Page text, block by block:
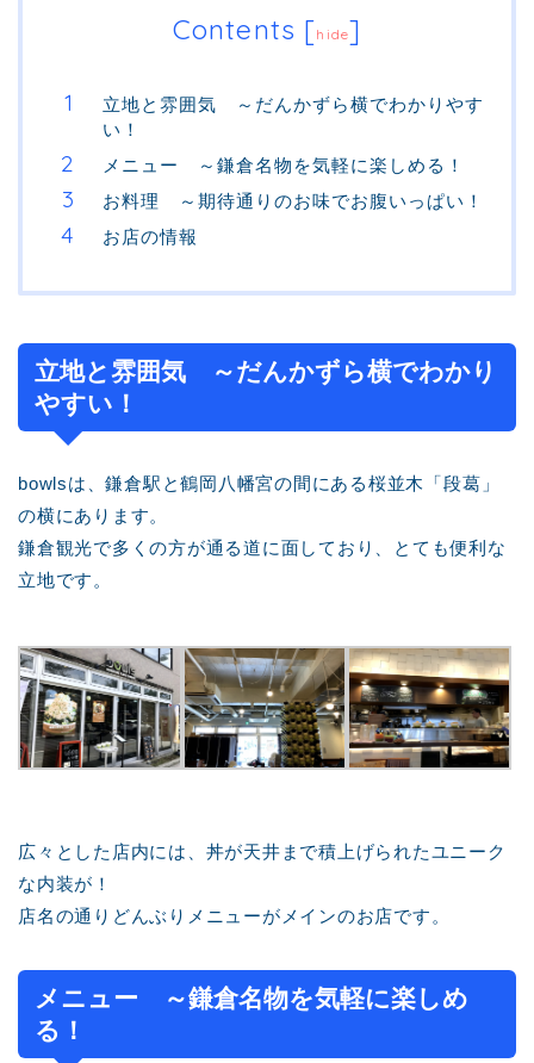
Contents [hide]
立地と雰囲気 ～だんかずら横でわかりやす
い！
メニュー ～鎌倉名物を気軽に楽しめる！
お料理 ～期待通りのお味でお腹いっぱい！
お店の情報
立地と雰囲気 ～だんかずら横でわかり
やすい！
bowlsは、鎌倉駅と鶴岡八幡宮の間にある桜並木「段葛」
の横にあります。
鎌倉観光で多くの方が通る道に面しており、とても便利な
立地です。
広々とした店内には、丼が天井まで積上げられたユニーク
な内装が！
店名の通りどんぶりメニューがメインのお店です。
メニュー ～鎌倉名物を気軽に楽しめ
る！